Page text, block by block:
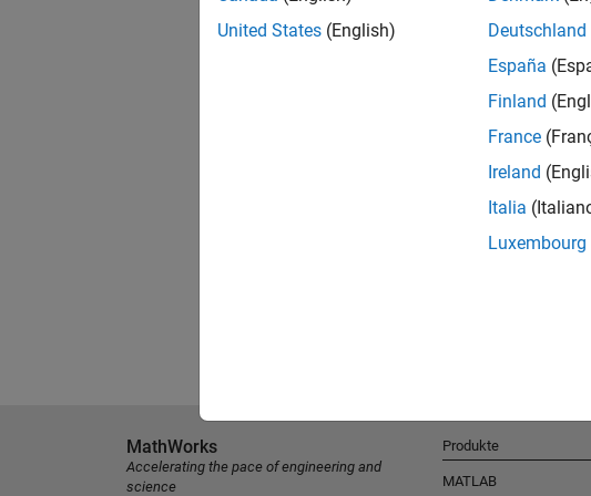
United States (English)
Deutschland
España
Finland
France
Ireland
Italia
Luxembourg
MathWorks
Accelerating the pace of engineering and
science
Produkte
MATLAB